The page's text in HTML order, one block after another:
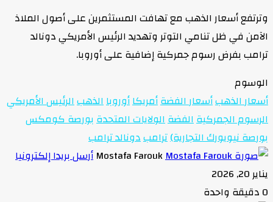
وترتفع أسعار الذهب مع تهافت المستثمرين على أصول الملاذ
الآمن في ظل تنامي التوتر وتهديد الرئيس الأمريكي دونالد
ترامب بفرض رسوم جمركية إضافية على أوروبا.
الوسوم
أسعار الذهبأسعار الفضةأمريكاأوروباالذهبالرئيس الأمريكي
الرسوم الجمركيةالفضةالولايات المتحدةبورصة كومكس
بورصة نيويورك التجارية)ترامبدونالد ترامب
Mostafa Farouk أرسل بريدا إلكترونيا
يناير 20, 2026
0 دقيقة واحدة